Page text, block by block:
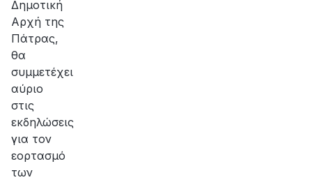
Δημοτική
Αρχή της
Πάτρας,
θα
συμμετέχει
αύριο
στις
εκδηλώσεις
για τον
εορτασμό
των